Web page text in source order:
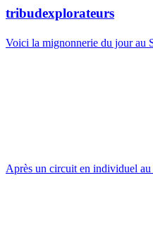
tribudexplorateurs
Voici la mignonnerie du jour
Après un circuit en individuel